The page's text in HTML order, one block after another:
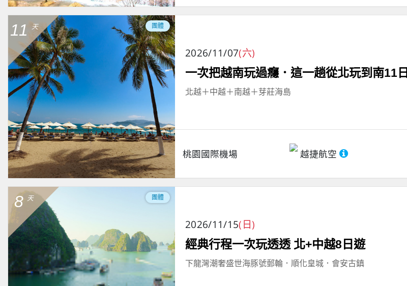
11 天 團體
2026/11/07(六)
一次把越南玩過癮．這一趟從北玩到南11日
北越＋中越＋南越＋芽莊海島
桃園國際機場 越捷航空
8 天 團體
2026/11/15(日)
經典行程一次玩透透 北+中越8日遊
下龍灣潮奢盛世海豚號郵輪．順化皇城．會安古鎮